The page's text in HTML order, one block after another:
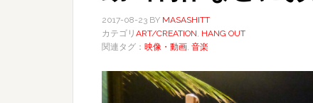
2017-08-23 BY MASASHITT
カテゴリ ART/CREATION, HANG OUT
関連タグ： 映像・動画, 音楽